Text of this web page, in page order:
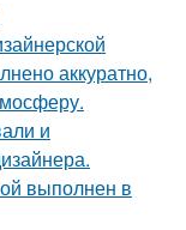
аккуратно,
и
выполнен в